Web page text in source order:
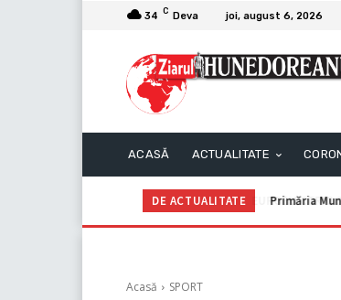
34 C Deva joi, august 6, 2026
ACASĂ ACTUALITATE
DE ACTUALITATE Primăria
Acasă SPORT